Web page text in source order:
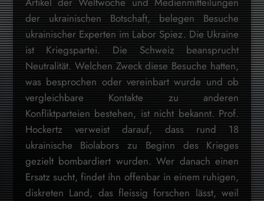
der ukrainischen Botschaft, belegen Besuche
ukrainischer Experten im Labor Spiez. Die Ukraine
ist Kriegspartei. Die Schweiz beansprucht
Neutralität. Welchen Zweck diese Besuche hatten,
was besprochen oder vereinbart wurde und ob
vergleichbare Kontakte zu anderen
Konfliktparteien bestehen, ist nicht bekannt. Prof.
Hockertz verweist darauf, dass rund 18
ukrainische Biolabors zu Beginn des Krieges
gezielt bombardiert wurden. Wer danach einen
Ersatz sucht, findet ihn offenbar in einem ruhigen,
diskreten Land, das fleissig forschen lässt, weil